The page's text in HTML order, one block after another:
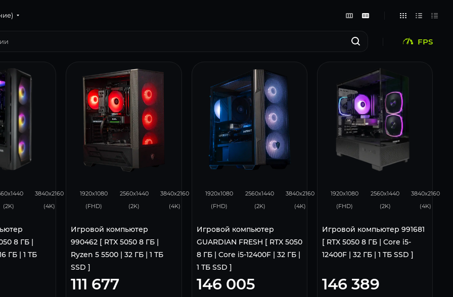
FPS
(2K)
3840x2160
(4K)
8 ГБ |
ГБ | 1 ТБ
1920x1080
(FHD)
2560x1440
(2K)
3840x2160
(4K)
Игровой компьютер
990462 [ RTX 5050 8 ГБ |
Ryzen 5 5500 | 32 ГБ | 1 ТБ
SSD ]
111 677
1920x1080
(FHD)
2560x1440
(2K)
3840x2160
(4K)
Игровой компьютер
GUARDIAN FRESH [ RTX 5050
8 ГБ | Core i5-12400F | 32 ГБ |
1 ТБ SSD ]
146 005
1920x1080
(FHD)
2560x1440
(2K)
3840x2160
(4K)
Игровой компьютер 991681
[ RTX 5050 8 ГБ | Core i5-
12400F | 32 ГБ | 1 ТБ SSD ]
146 389